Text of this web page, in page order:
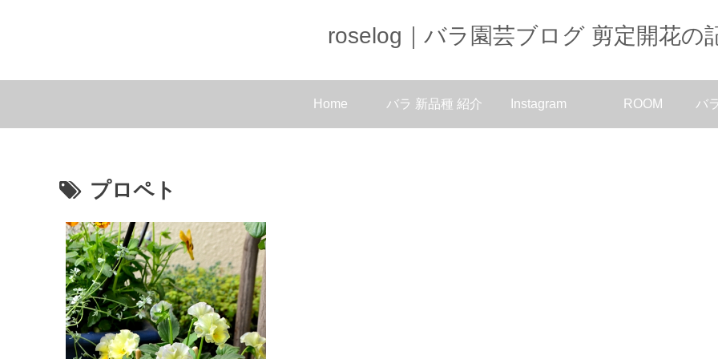
roselog｜バラ園芸ブログ 剪定開花の
Home バラ 新品種 紹介 Instagram ROOM バ
プロペト